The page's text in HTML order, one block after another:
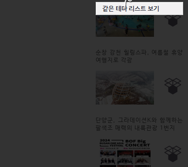
순창 강천 힐링스파, 여름철 휴양
여행지로 각광
단양군, 그라데이션K와 함께하는
팔색조 매력의 내륙관광 1번지